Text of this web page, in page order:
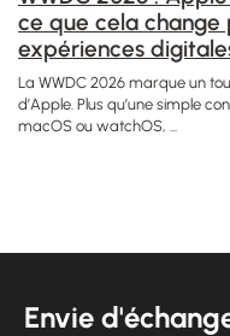
ce que cela change
expériences
La WWDC 2026 marque un
d’Apple. Plus qu’une simple
macOS ou watchOS, ...
Envie